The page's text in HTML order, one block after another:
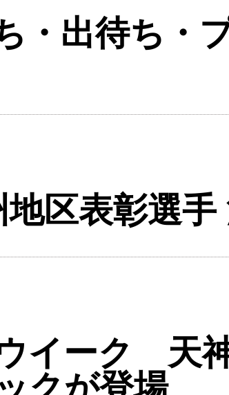
・出待ち・
区表彰選手
イーク 天